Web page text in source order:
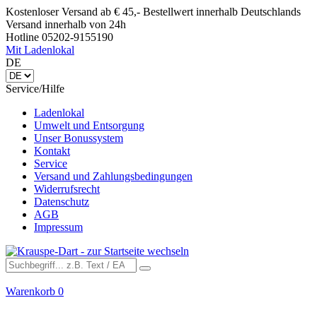
Kostenloser Versand ab € 45,- Bestellwert innerhalb Deutschlands
Versand innerhalb von 24h
Hotline 05202-9155190
Mit Ladenlokal
DE
Service/Hilfe
Ladenlokal
Umwelt und Entsorgung
Unser Bonussystem
Kontakt
Service
Versand und Zahlungsbedingungen
Widerrufsrecht
Datenschutz
AGB
Impressum
Warenkorb 0